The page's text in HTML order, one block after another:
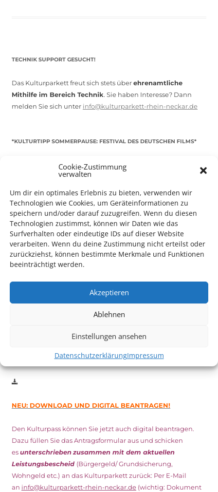
Cookie-Zustimmung
verwalten
Um dir ein optimales Erlebnis zu bieten, verwenden wir
Technologien wie Cookies, um Geräteinformationen zu
speichern und/oder darauf zuzugreifen. Wenn du diesen
Technologien zustimmst, können wir Daten wie das
Surfverhalten oder eindeutige IDs auf dieser Website
verarbeiten. Wenn du deine Zustimmung nicht erteilst oder
zurückziehst, können bestimmte Merkmale und Funktionen
beeinträchtigt werden.
Akzeptieren
Ablehnen
Einstellungen ansehen
DatenschutzerklärungImpressum
TECHNIK SUPPORT GESUCHT!
Das Kulturparkett freut sich stets überehrenamtliche
Mithilfe im Bereich Technik. Sie haben Interesse? Dann
melden Sie sich unter info@kulturparkett-rhein-neckar.de
*KULTURTIPP SOMMERPAUSE: FESTIVAL DES DEUTSCHEN FILMS*
Auch dieses Jahr findet wieder das
Vom 19. August bist zum 9. September
Minuten vor Beginn des Films und solange der Vorrat reicht!
DIGITAL KULTURPASS BEANTRAGEN
NEU: DOWNLOAD UND DIGITAL BEANTRAGEN!
Den Kulturpass können Sie jetzt auch digital beantragen.
Dazu füllen Sie das Antragsformular aus und schicken
esunterschriebenzusammen mit dem aktuellen
Leistungsbescheid (Bürgergeld/ Grundsicherung,
Wohngeld etc.) an das Kulturparkett zurück: Per E-Mail
an info@kulturparkett-rhein-neckar.de (wichtig: Dokument